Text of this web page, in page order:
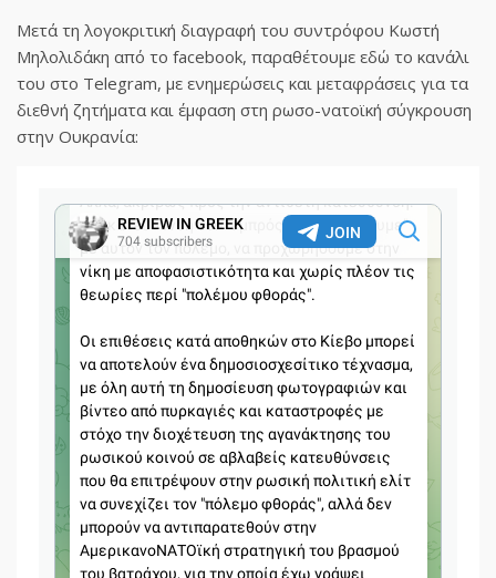
Μετά τη λογοκριτική διαγραφή του συντρόφου Κωστή
Μηλολιδάκη από το facebook, παραθέτουμε εδώ το κανάλι
του στο Telegram, με ενημερώσεις και μεταφράσεις για τα
διεθνή ζητήματα και έμφαση στη ρωσο-νατοϊκή σύγκρουση
στην Ουκρανία: